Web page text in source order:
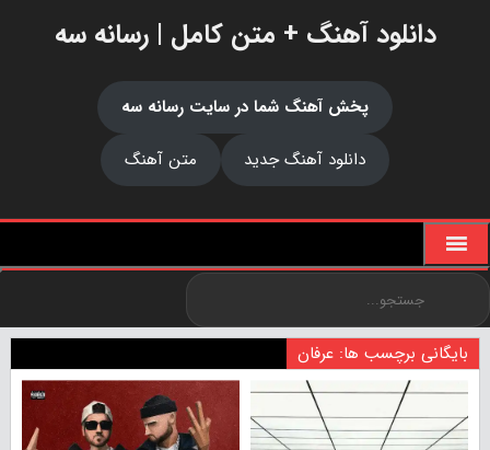
دانلود آهنگ + متن کامل | رسانه سه
پخش آهنگ شما در سایت رسانه سه
دانلود آهنگ جدید
متن آهنگ
بایگانی برچسب ها: عرفان